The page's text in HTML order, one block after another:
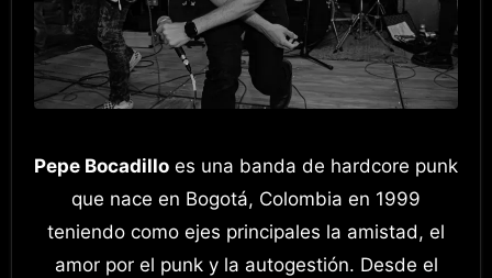
Pepe Bocadillo es una banda de hardcore punk
que nace en Bogotá, Colombia en 1999
teniendo como ejes principales la amistad, el
amor por el punk y la autogestión. Desde el